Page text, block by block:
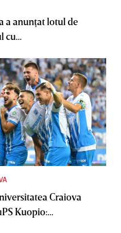
a anunţat lotul de
cu...
Craiova
Kuopio:...